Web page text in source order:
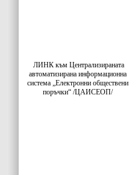
ЛИНК към Централизираната
автоматизирана информационна
система „Електронни обществени
поръчки“ /ЦАИСЕОП/